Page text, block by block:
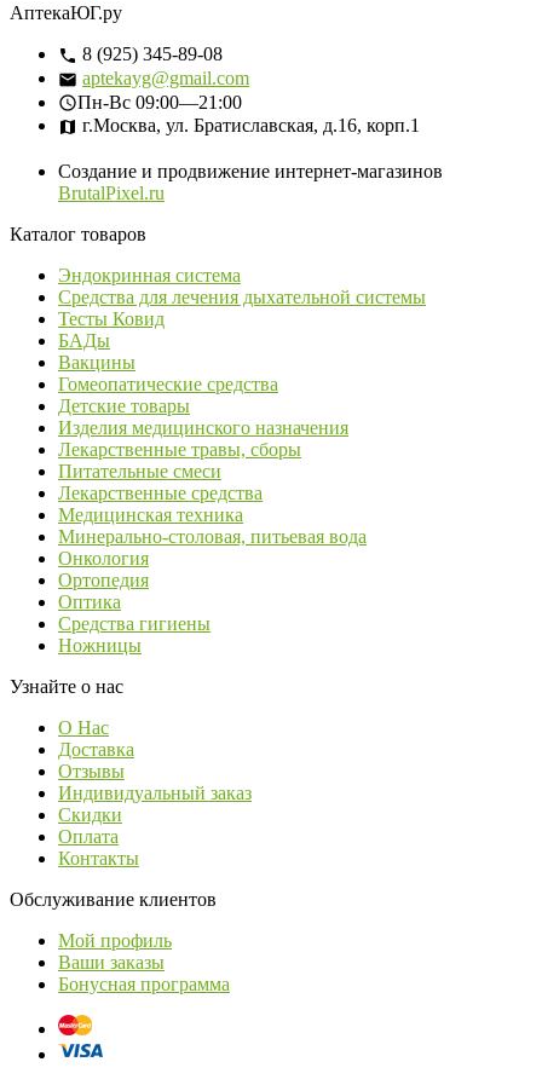
АптекаЮГ.ру
8 (925) 345-89-08
aptekayg@gmail.com
Пн-Вс 09:00—21:00
г.Москва, ул. Братиславская, д.16, корп.1
Создание и продвижение интернет-магазинов
BrutalPixel.ru
Каталог товаров
Эндокринная система
Средства для лечения дыхательной системы
Тесты Ковид
БАДы
Вакцины
Гомеопатические средства
Детские товары
Изделия медицинского назначения
Лекарственные травы, сборы
Питательные смеси
Лекарственные средства
Медицинская техника
Минерально-столовая, питьевая вода
Онкология
Ортопедия
Оптика
Средства гигиены
Ножницы
Узнайте о нас
О Нас
Доставка
Отзывы
Индивидуальный заказ
Скидки
Оплата
Контакты
Обслуживание клиентов
Мой профиль
Ваши заказы
Бонусная программа